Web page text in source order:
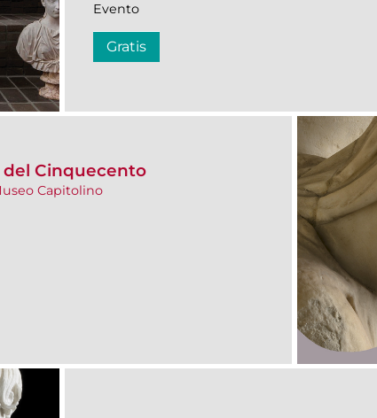
Evento
Gratis
del Cinquecento
Capitolino